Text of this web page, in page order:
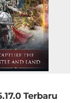
Terbaru